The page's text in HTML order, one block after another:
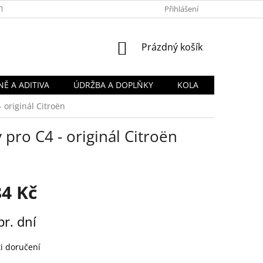
PODMÍNKY OCHRANY OSOBNÍCH
Přihlášení
NÁKUPNÍ
Prázdný košík
A ADITIVA ÚDRŽBA A DOPLŇKY
KOLA
originál Citroën
C4 - originál Citroën
Kč
dní
doručení